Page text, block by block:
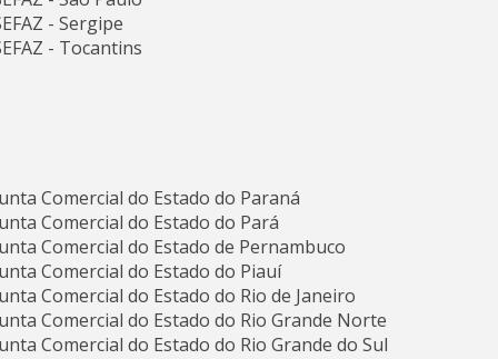
- Sergipe
- Tocantins
Comercial do Estado do Paraná
Comercial do Estado do Pará
Comercial do Estado de Pernambuco
Comercial do Estado do Piauí
Comercial do Estado do Rio de Janeiro
Comercial do Estado do Rio Grande Norte
Comercial do Estado do Rio Grande do Sul